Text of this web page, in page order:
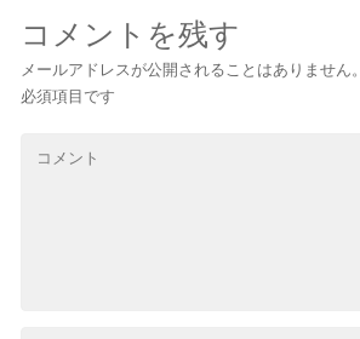
コメントを残す
メールアドレスが公開されることはありません。
必須項目です